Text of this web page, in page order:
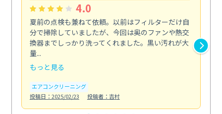
4.0
夏前の点検も兼ねて依頼。以前はフィルターだけ自
分で掃除していましたが、今回は奥のファンや熱交
換器までしっかり洗ってくれました。黒い汚れが大
量...
もっと見る
エアコンクリーニング
投稿日：2025/02/23
投稿者：吉村